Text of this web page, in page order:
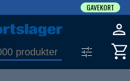
GAVEKORT